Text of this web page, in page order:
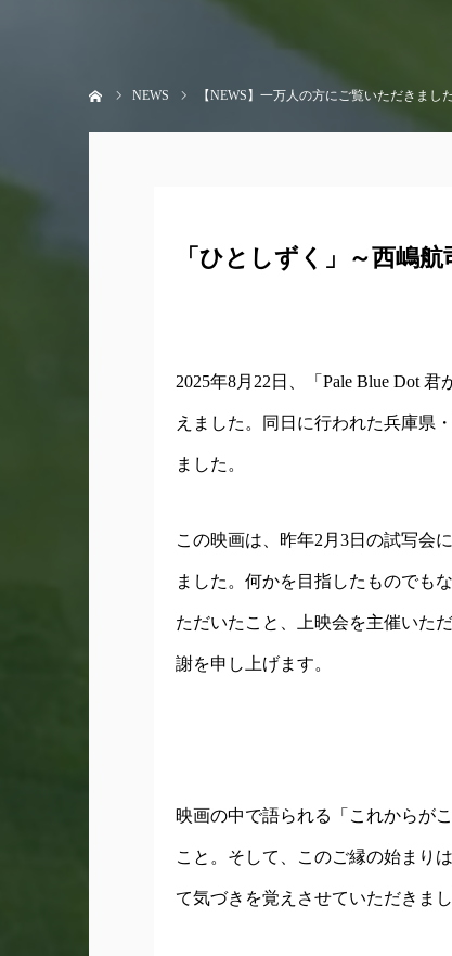
NEWS 【NEWS】一万人の方にご覧いただきまし
「ひとしずく」～西嶋
2025年8月22日、「Pale Blue Dot
えました。同日に行われた兵庫県
ました。
この映画は、昨年2月3日の試写会
ました。何かを目指したものでも
ただいたこと、上映会を主催いた
謝を申し上げます。
映画の中で語られる「これからが
こと。そして、このご縁の始まり
て気づきを覚えさせていただきまし